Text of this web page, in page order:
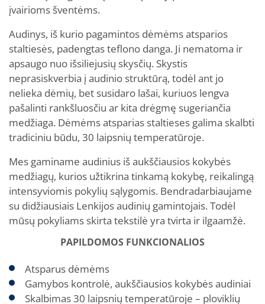
įvairioms šventėms.
Audinys, iš kurio pagamintos dėmėms atsparios
staltiesės, padengtas teflono danga. Ji nematoma ir
apsaugo nuo išsiliejusių skysčių. Skystis
neprasiskverbia į audinio struktūrą, todėl ant jo
nelieka dėmių, bet susidaro lašai, kuriuos lengva
pašalinti rankšluosčiu ar kita drėgmę sugeriančia
medžiaga. Dėmėms atsparias staltieses galima skalbti
tradiciniu būdu, 30 laipsnių temperatūroje.
Mes gaminame audinius iš aukščiausios kokybės
medžiagų, kurios užtikrina tinkamą kokybę, reikalingą
intensyviomis pokylių sąlygomis. Bendradarbiaujame
su didžiausiais Lenkijos audinių gamintojais. Todėl
mūsų pokyliams skirta tekstilė yra tvirta ir ilgaamžė.
PAPILDOMOS FUNKCIONALIOS
Atsparus dėmėms
Gamybos kontrolė, aukščiausios kokybės audiniai
Skalbimas 30 laipsnių temperatūroje – ploviklių